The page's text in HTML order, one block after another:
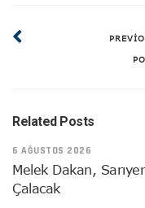
Related Posts
6 AĞUSTOS 2026
Melek Dakan,
Çalacak